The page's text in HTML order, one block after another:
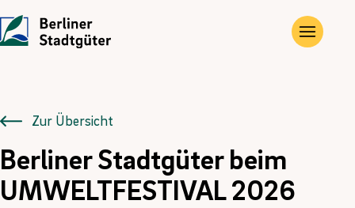
Die Stadtgüter
Vor Ort
Historie
Angebote
Gewerbe- und Privat­immobilien
Landwirtschaftliche Flächen und Güter
Übersicht
Ausbildung
FÖJ
Zur Übersicht
Berliner Stadtgüter beim
UMWELTFESTIVAL 2026